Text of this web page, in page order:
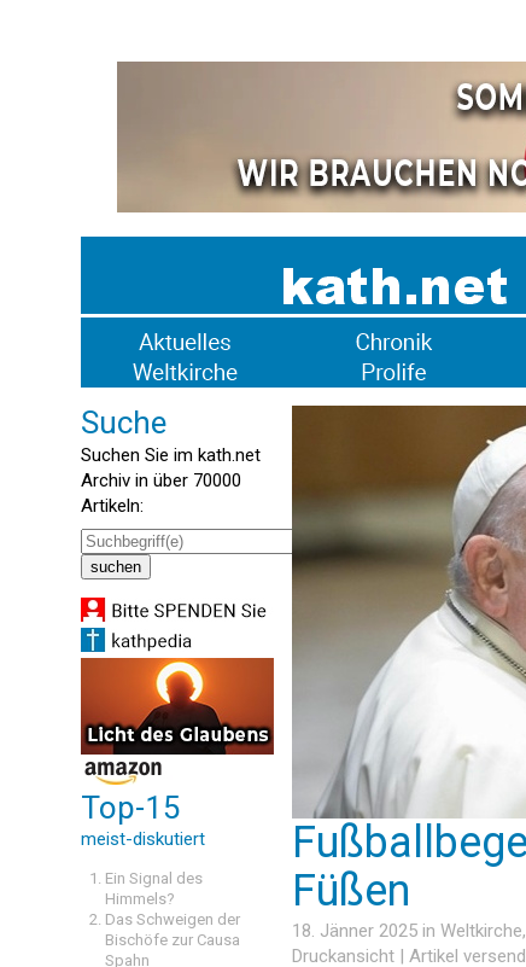
Suche
Suchen Sie im kath.net
Archiv in über 70000
Artikeln:
Top-15
meist-diskutiert
Ein Signal des
Himmels?
Das Schweigen der
Bischöfe zur Causa
Spahn
Füßen
18. Jänner 2025 in Weltkirche
Druckansicht | Artikel